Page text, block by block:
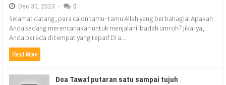
Dec 30, 2023 - 0
Selamat datang, para calon tamu-tamu Allah yang berbahagia! Apakah
Anda sedang merencanakan untuk menjalani ibadah umroh? Jika iya,
Anda berada di tempat yang tepat! Di a...
Read More
Doa Tawaf putaran satu sampai tujuh